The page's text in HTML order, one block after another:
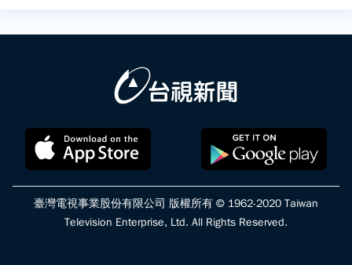
臺灣電視事業股份有限公司 版權所有 © 1962-2020 Taiwan
Television Enterprise, Ltd. All Rights Reserved.